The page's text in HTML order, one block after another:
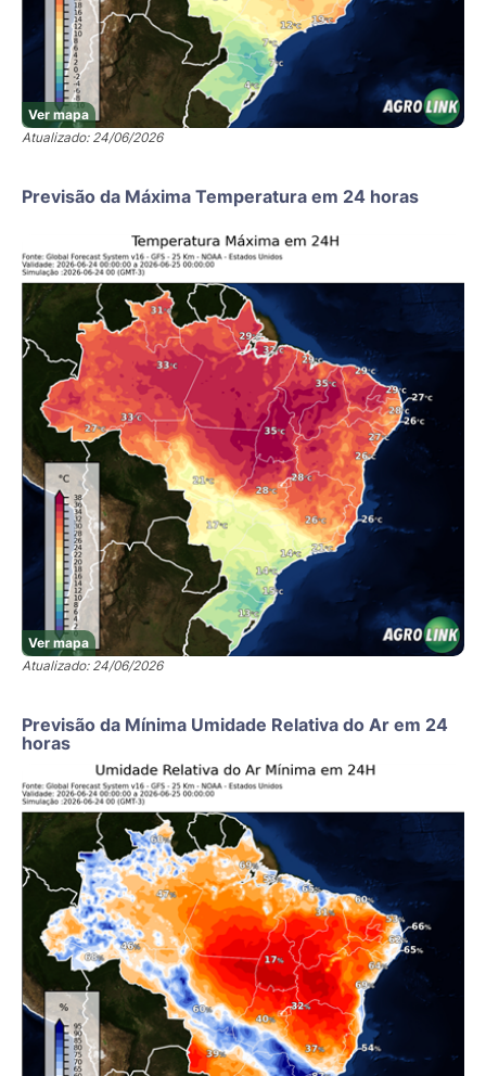
Ver mapa
Atualizado: 24/06/2026
Previsão da Máxima Temperatura em 24 horas
Ver mapa
Atualizado: 24/06/2026
Previsão da Mínima Umidade Relativa do Ar em 24
horas